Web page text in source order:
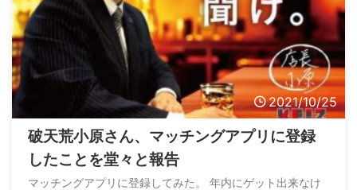
2021/10/25
破天荒小原さん、マッチングアプリに登録
したことを堂々と報告
マッチングアプリに登録してみた。 年内にゲット出来なけ